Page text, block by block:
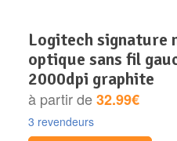
logitech signature m650 l souris
optique sans fil
2000dpi graphite
à partir de32.99€
3 revendeurs